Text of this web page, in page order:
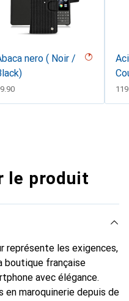
nero ( Noir /
le produit
représente les exigences,
boutique française
avec élégance.
en maroquinerie depuis de